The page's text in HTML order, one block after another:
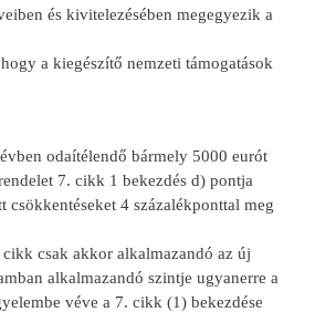
és kivitelezésében megegyezik a
a kiegészítő nemzeti támogatások
odaítélendő bármely 5000 eurót
7. cikk 1 bekezdés d) pontja
csökkentéseket 4 százalékponttal meg
csak akkor alkalmazandó az új
alkalmazandó szintje ugyanerre a
véve a 7. cikk (1) bekezdése